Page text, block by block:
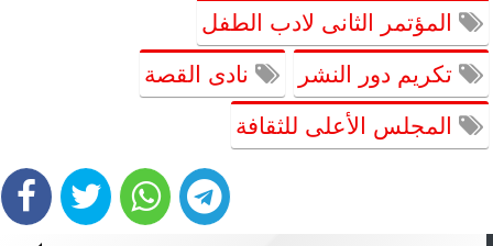
المؤتمر الثانى لادب الطفل
تكريم دور النشر نادى القصة
المجلس الأعلى للثقافة